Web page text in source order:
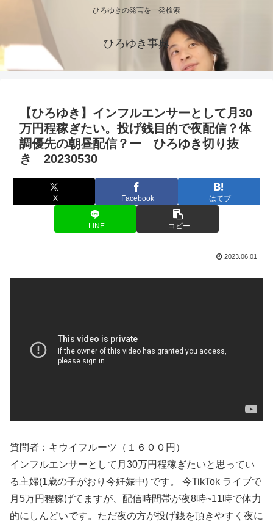
ひろゆきの発言を一発検索
ひろゆき事典
【ひろゆき】インフルエンサーとして月30
万円程稼ぎたい。投げ銭目的で夜配信？体
調優先の朝昼配信？ー ひろゆき切り抜
き 20230530
X Facebook はてブ
LINE コピー
2023.06.01
質問者：キウイフルーツ（１６００円）
インフルエンサーとして月30万円程稼ぎたいと思ってい
る主婦(1歳の子がおり今妊娠中) です。 今TikTok ライブで
月5万円程稼げてますが、配信時間帯が夜8時~11時で体力
的にしんどいです。ただ夜の方が投げ銭を頂きやすく夜に